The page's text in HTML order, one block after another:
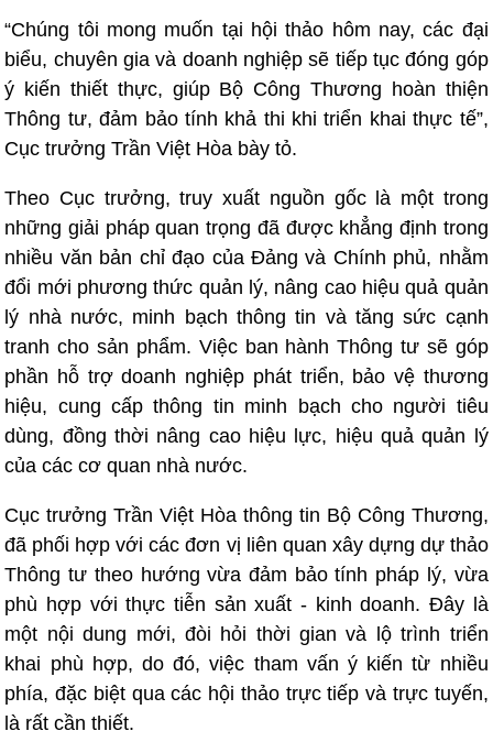
“Chúng tôi mong muốn tại hội thảo hôm nay, các đại
biểu, chuyên gia và doanh nghiệp sẽ tiếp tục đóng góp
ý kiến thiết thực, giúp Bộ Công Thương hoàn thiện
Thông tư, đảm bảo tính khả thi khi triển khai thực tế”,
Cục trưởng Trần Việt Hòa bày tỏ.
Theo Cục trưởng, truy xuất nguồn gốc là một trong
những giải pháp quan trọng đã được khẳng định trong
nhiều văn bản chỉ đạo của Đảng và Chính phủ, nhằm
đổi mới phương thức quản lý, nâng cao hiệu quả quản
lý nhà nước, minh bạch thông tin và tăng sức cạnh
tranh cho sản phẩm. Việc ban hành Thông tư sẽ góp
phần hỗ trợ doanh nghiệp phát triển, bảo vệ thương
hiệu, cung cấp thông tin minh bạch cho người tiêu
dùng, đồng thời nâng cao hiệu lực, hiệu quả quản lý
của các cơ quan nhà nước.
Cục trưởng Trần Việt Hòa thông tin Bộ Công Thương,
đã phối hợp với các đơn vị liên quan xây dựng dự thảo
Thông tư theo hướng vừa đảm bảo tính pháp lý, vừa
phù hợp với thực tiễn sản xuất - kinh doanh. Đây là
một nội dung mới, đòi hỏi thời gian và lộ trình triển
khai phù hợp, do đó, việc tham vấn ý kiến từ nhiều
phía, đặc biệt qua các hội thảo trực tiếp và trực tuyến,
là rất cần thiết.